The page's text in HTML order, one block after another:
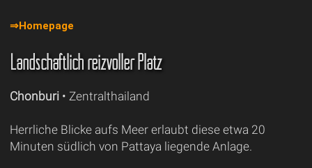
⇒Homepage
Landschaftlich reizvoller Platz
Chonburi• Zentralthailand
Herrliche Blicke aufs Meer erlaubt diese etwa 20
Minuten südlich von Pattaya liegende Anlage.